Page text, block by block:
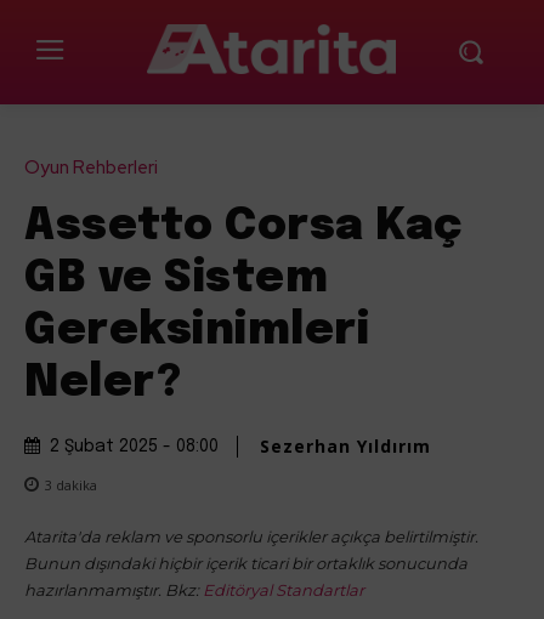
Oyun Rehberleri
Assetto Corsa Kaç
GB ve Sistem
Gereksinimleri
Neler?
2 Şubat 2025 - 08:00 Sezerhan Yıldırım
3 dakika
Atarita'da reklam ve sponsorlu içerikler açıkça belirtilmiştir.
Bunun dışındaki hiçbir içerik ticari bir ortaklık sonucunda
hazırlanmamıştır. Bkz: Editöryal Standartlar